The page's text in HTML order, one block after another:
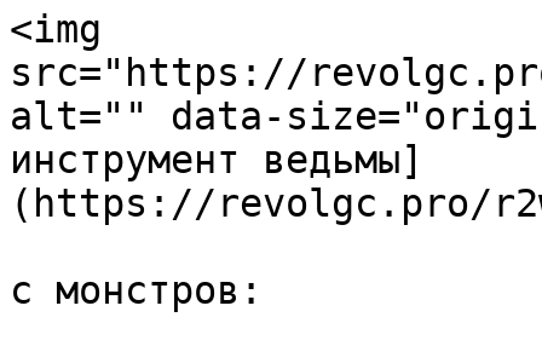
<img
src="https://
alt="" data-
инструмент ведьмы]
(https://revolgc.pro/
с монстров: